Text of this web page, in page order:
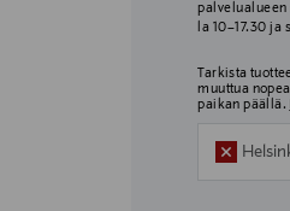
palvelualueen
la 10–17.30
Tarkista
muuttua
paikan päällä.